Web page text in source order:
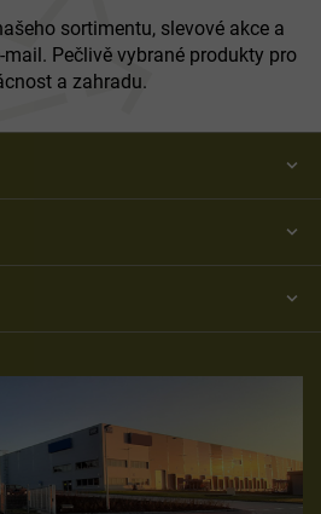
sortimentu, slevové akce a
Pečlivě vybrané produkty pro
a zahradu.